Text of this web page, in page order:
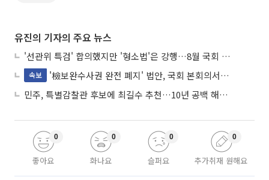
유진의 기자의 주요 뉴스
'선관위 특검' 합의했지만 '형소법'은 강행…8월 국회 '입법 2차전' 예고
속보
'檢보완수사권 완전 폐지' 법안, 국회 본회의서 민주당 주도 통과
민주, 특별감찰관 후보에 최길수 추천…10년 공백 해소 속도
좋아요
0
화나요
0
슬퍼요
0
추가취재 원해요
0